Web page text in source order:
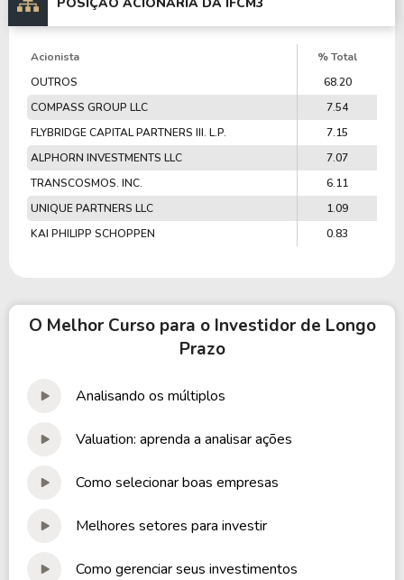
POSIÇÃO ACIONÁRIA DA IFCM3
Acionista
% Total
OUTROS
68.20
COMPASS GROUP LLC
7.54
FLYBRIDGE CAPITAL PARTNERS III. L.P.
7.15
ALPHORN INVESTMENTS LLC
7.07
TRANSCOSMOS. INC.
6.11
UNIQUE PARTNERS LLC
1.09
KAI PHILIPP SCHOPPEN
0.83
O Melhor Curso para o Investidor de Longo
Prazo
Analisando os múltiplos
Valuation: aprenda a analisar ações
Como selecionar boas empresas
Melhores setores para investir
Como gerenciar seus investimentos